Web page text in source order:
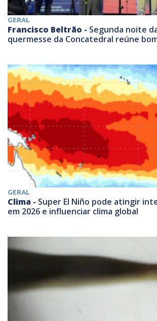
GERAL
Francisco Beltrão - Segunda noite
quermesse da Concatedral reúne
GERAL
Clima - Super El Niño pode atingir
em 2026 e influenciar clima global